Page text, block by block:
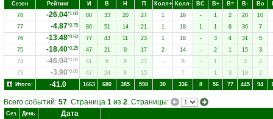
Сезон Рейтинг И В Н П Колл+ Колл- ВC В+ В= В- Вo
78
-26.04*1.00 80 33 20 27 1 16 - 1 2 20
10
77
-4.87*0.75 86 51 14 21 1 18 1 1 6 36
7
76
-13.48*0.50 77 43 11 23 1 18 - 3 4 31
5
75
-18.40*0.25 47 21 9 17 2 14 - 2 1 15
3
74
-46.04*0.00 41 6 8 27 - 8 - 1 - 3
2
73
-3.90*0.00 47 24 8 15 - 7 - 1 3 18
2
Итого:
-41.0 1663 680 385 598 30 336 8 56 77 445 94
Всего событий: 57. Страница 1 из 2. Страницы:
Сез. День Дата